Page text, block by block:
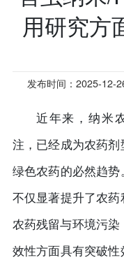
用研究方
发布时间：2025-12-
近年来，纳米
注，已经成为农药
绿色农药的必然趋势
不仅显著提升了农
农药残留与环境污
效性方面具有突破